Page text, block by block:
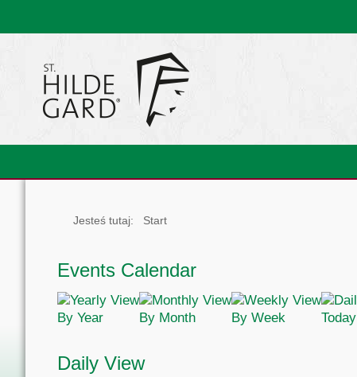
Jesteś tutaj: Start
Events Calendar
By Year By Month By Week Today
Daily View